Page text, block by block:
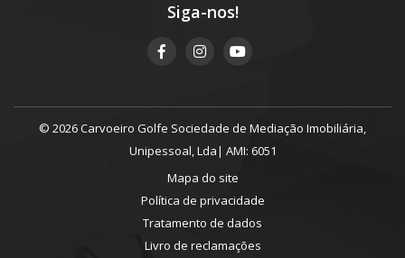
Siga-nos!
© 2026 Carvoeiro Golfe Sociedade de Mediação Imobiliária,
Unipessoal, Lda| AMI: 6051
Mapa do site
Política de privacidade
Tratamento de dados
Livro de reclamações